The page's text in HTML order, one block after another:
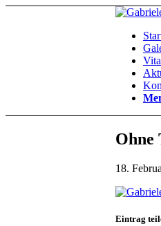
Vita
Ohne
18.
Eintrag